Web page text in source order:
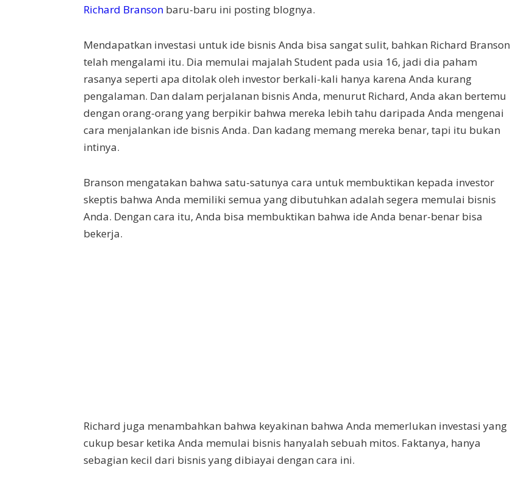
Richard Branson baru-baru ini posting blognya.
Mendapatkan investasi untuk ide bisnis Anda bisa sangat sulit, bahkan Richard Branson
telah mengalami itu. Dia memulai majalah Student pada usia 16, jadi dia paham
rasanya seperti apa ditolak oleh investor berkali-kali hanya karena Anda kurang
pengalaman. Dan dalam perjalanan bisnis Anda, menurut Richard, Anda akan bertemu
dengan orang-orang yang berpikir bahwa mereka lebih tahu daripada Anda mengenai
cara menjalankan ide bisnis Anda. Dan kadang memang mereka benar, tapi itu bukan
intinya.
Branson mengatakan bahwa satu-satunya cara untuk membuktikan kepada investor
skeptis bahwa Anda memiliki semua yang dibutuhkan adalah segera memulai bisnis
Anda. Dengan cara itu, Anda bisa membuktikan bahwa ide Anda benar-benar bisa
bekerja.
Richard juga menambahkan bahwa keyakinan bahwa Anda memerlukan investasi yang
cukup besar ketika Anda memulai bisnis hanyalah sebuah mitos. Faktanya, hanya
sebagian kecil dari bisnis yang dibiayai dengan cara ini.